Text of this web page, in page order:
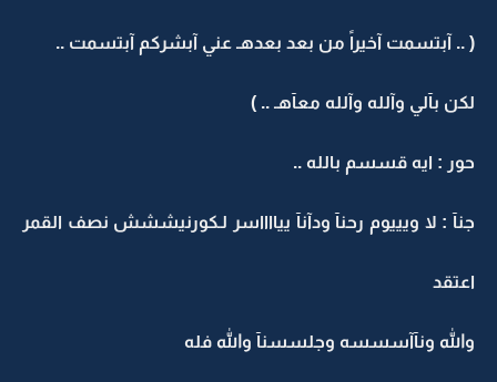
( .. آبتسمت آخيراً من بعد بعدهـ عني آبشركم آبتسمت ..
لكن بآلي وآلله وآلله معآهـ .. )
حور : ايه قسسم بالله ..
جنآ : لا ويييوم رحنآ ودآنآ ييااااسر لـكورنيششش نصف القمر
اعتقد
والله ونآآسسسه وجلسسنآ والله فله